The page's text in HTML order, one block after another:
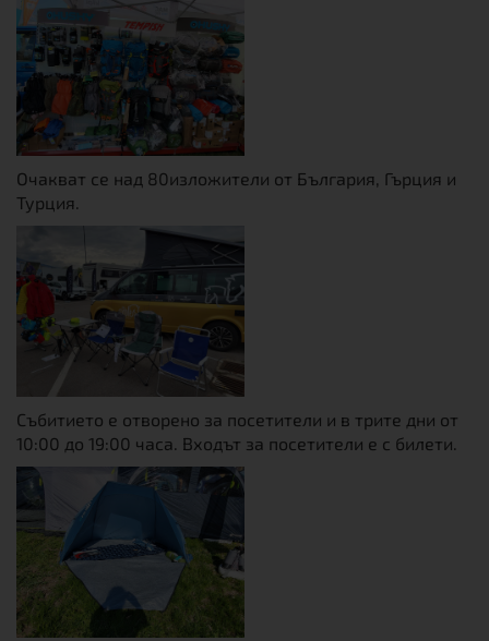
Очакват се над 80изложители от България, Гърция и
Турция.
Събитието е отворено за посетители и в трите дни от
10:00 до 19:00 часа. Входът за посетители е с билети.